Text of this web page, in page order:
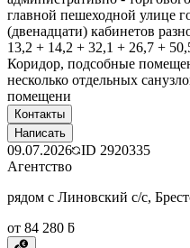
главной пешеходной улице
(двенадцати) кабинетов
13,2 + 14,2 + 32,1 + 26,7 +
Коридор, подсобные
несколько отдельных
помещени
Контакты
Написать
09.07.2026 ID 2920335
Агентство
рядом с Линовский с/с,
от 84 280 ƃ